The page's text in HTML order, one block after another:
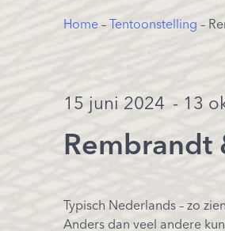
Home – Tentoonstelling –
15 juni 2024 - 13
Rembrandt
Typisch Nederlands – zo
Anders dan veel andere